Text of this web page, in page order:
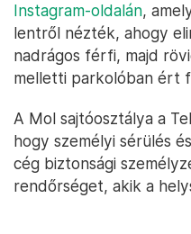
Instagram-oldalán,
lentről nézték, ahogy
nadrágos férfi, majd
melletti parkolóban ért
A Mol sajtóosztálya a
hogy személyi sérülés
cég biztonsági
rendőrséget, akik a